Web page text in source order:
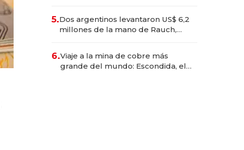
transformadoras
5.Dos argentinos levantaron US$ 6,2
millones de la mano de Rauch,
6.Viaje a la mina de cobre más
grande del mundo: Escondida, el